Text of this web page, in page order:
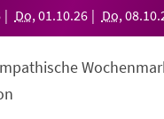
Do, 01 .10.26 Do, 08.10.